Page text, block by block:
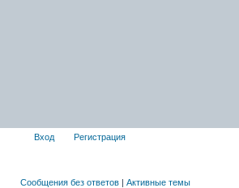
Вход Регистрация
Сообщения без ответов | Активные темы